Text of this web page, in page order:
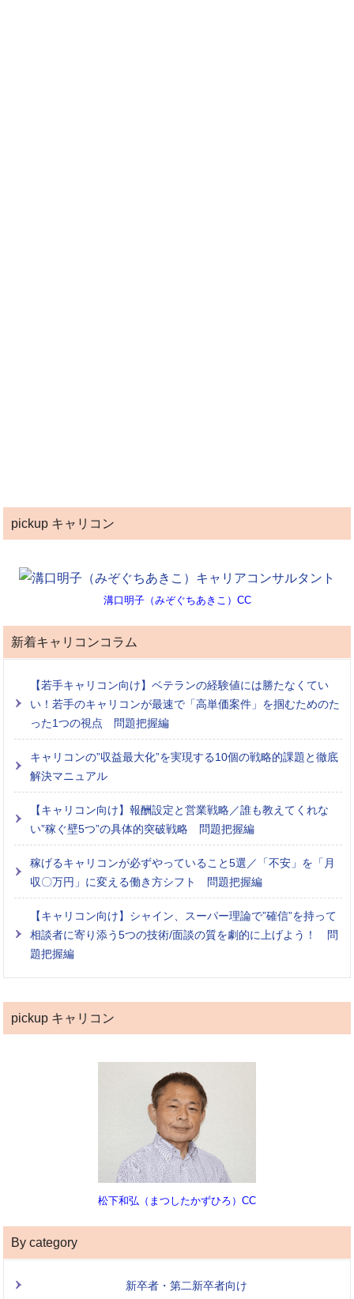
pickup キャリコン
溝口明子（みぞぐちあきこ）CC
新着キャリコンコラム
【若手キャリコン向け】ベテランの経験値には勝たなくてい
い！若手のキャリコンが最速で「高単価案件」を掴むためのた
った1つの視点 問題把握編
キャリコンの”収益最大化”を実現する10個の戦略的課題と徹底
解決マニュアル
【キャリコン向け】報酬設定と営業戦略／誰も教えてくれな
い”稼ぐ壁5つ”の具体的突破戦略 問題把握編
稼げるキャリコンが必ずやっていること5選／「不安」を「月
収〇万円」に変える働き方シフト 問題把握編
【キャリコン向け】シャイン、スーパー理論で”確信”を持って
相談者に寄り添う5つの技術/面談の質を劇的に上げよう！ 問
題把握編
pickup キャリコン
松下和弘（まつしたかずひろ）CC
By category
新卒者・第二新卒者向け